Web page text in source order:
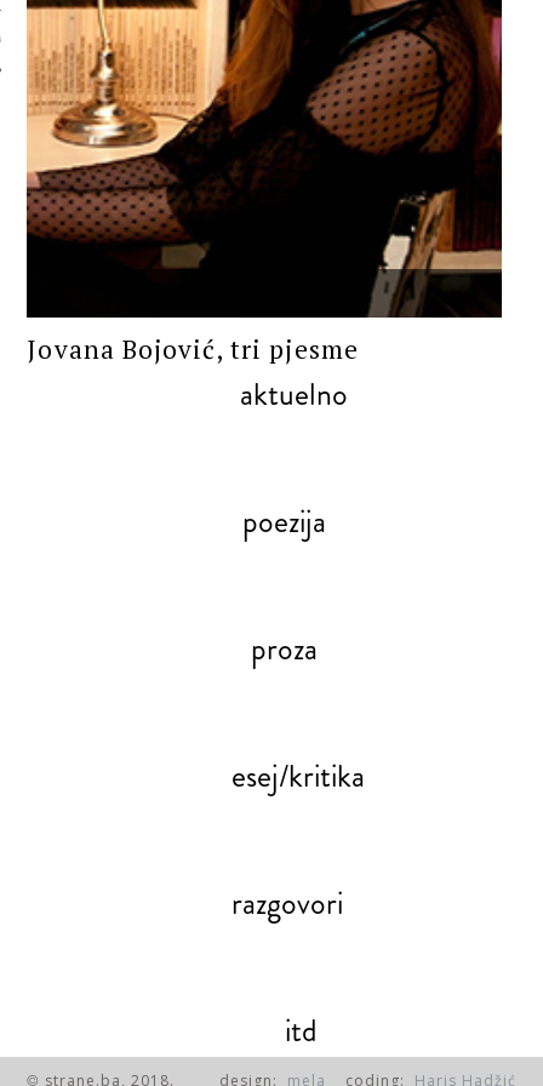
Jovana Bojović, tri pjesme
aktuelno
poezija
proza
esej/kritika
razgovori
itd
© strane.ba, 2018. design: mela coding: Haris Hadžić